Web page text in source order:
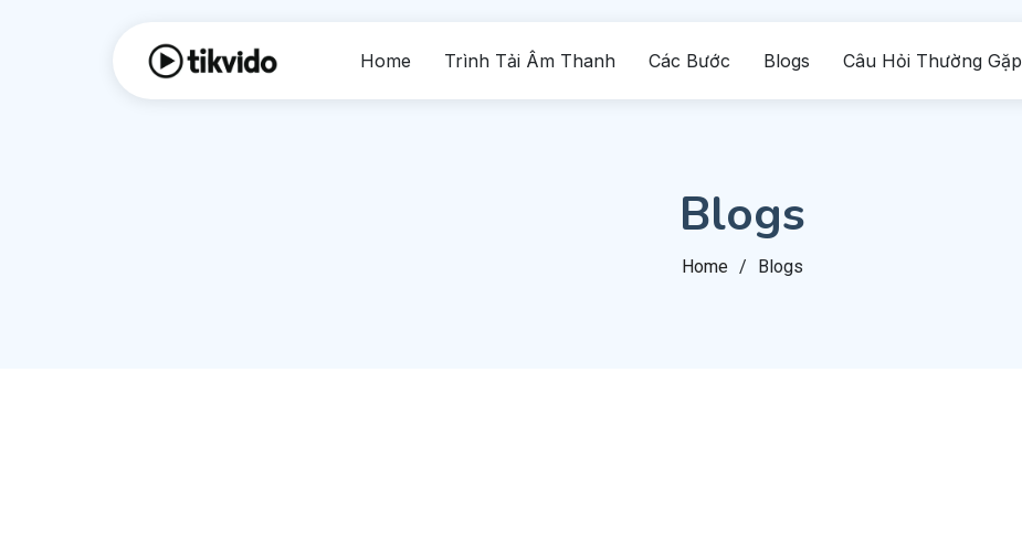
Home Trình Tải Âm Thanh Các Bước Blogs Câu Hỏi Thường Gặp
Blogs
Home Blogs